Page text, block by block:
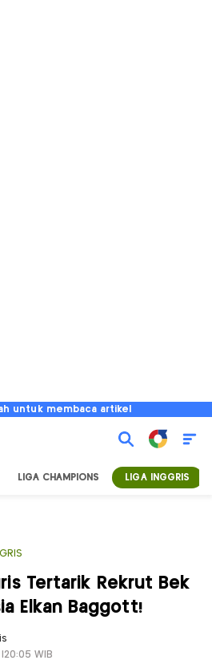
untuk membaca artikel
LIGA CHAMPIONS LIGA INGGRIS
Tertarik Rekrut Bek
Elkan Baggott!
WIB